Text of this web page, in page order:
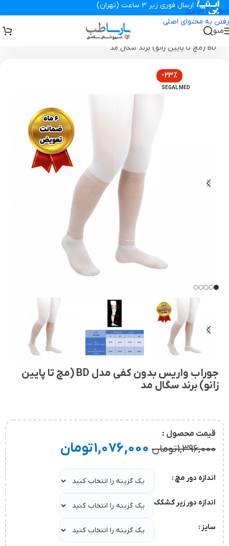
عبور به ناوبری
رفتن به محتوای اصلی
ارسال فوری زیر 3 ساعت (تهران)
منو
تجهیزات پزشکی پارساطب جوراب طبی>جوراب واریس بدون کفی مدل
BD (مچ تا پایین زانو) برند سگال مد
-23%
SEGAL MED
جوراب واریس بدون کفی مدل BD (مچ تا پایین
زانو) برند سگال مد
قیمت محصول :
1,396,000تومان 1,076,000تومان
اندازه دور مچ
اندازه دور زیر کشکک زانو
سایز